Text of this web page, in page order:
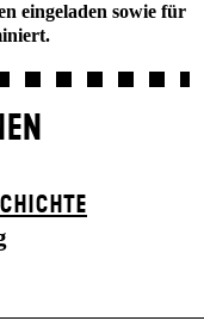
eingeladen sowie für